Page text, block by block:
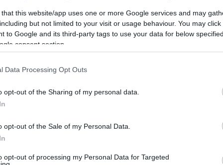
that this website/app uses one or more Google services and may
but not limited to your visit or usage behaviour. You may
to Google and its third-party tags to use your data for below
consent section.
Data Processing Opt Outs
opt-out of the Sharing of my personal data.
opt-out of the Sale of my Personal Data.
opt-out of processing my Personal Data for Targeted
θαυμαστές της εκκεντρικής σταρ Lady Gaga
στα χέρια τους το νέο της άλμπουμ,
και πλέον, και ηθοποιός ανακοίνωσε